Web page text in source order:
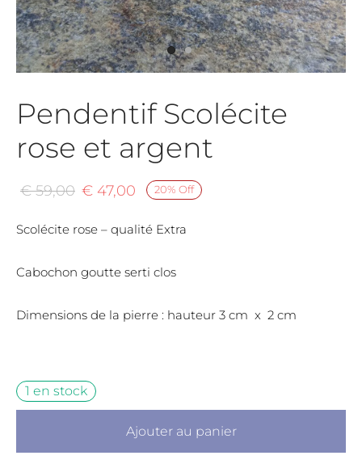
Pendentif Scolécite
rose et argent
20% Off
€59,00
Le
initial
était :
€ 47,00
Le
actuel
est :
Scolécite rose – qualité Extra
Cabochon goutte serti clos
Dimensions de la pierre : hauteur 3 cm x 2 cm
1 en stock
Ajouter au panier
rose